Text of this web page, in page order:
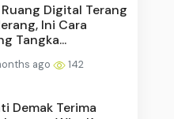
Digital Terang
Ini Cara
Tangka...
ago 142
Demak Terima